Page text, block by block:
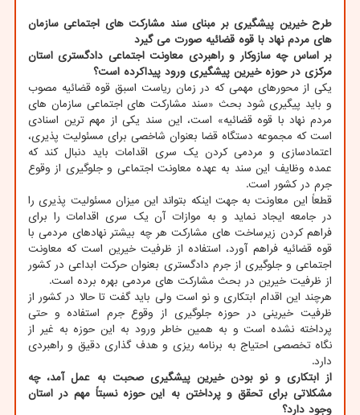
طرح خیرین پیشگیری بر مبنای سند مشارکت های اجتماعی سازمان
های مردم نهاد با قوه قضائیه صورت می گیرد
بر اساس چه سازوکار و راهبردی معاونت اجتماعی دادگستری استان
مرکزی در حوزه خیرین پیشگیری ورود پیداکرده است؟
یکی از محورهای مهمی که در زمان ریاست اسبق قوه قضائیه مصوب
و باید پیگیری شود بحث «سند مشارکت های اجتماعی سازمان های
مردم نهاد با قوه قضائیه» است، این سند یکی از مهم ترین اسنادی
است که مجموعه دستگاه قضا بعنوان شاخصی برای مسئولیت پذیری،
اعتمادسازی و مردمی کردن یک سری اقدامات باید دنبال کند که
عمده وظایف این سند به عهده معاونت اجتماعی و جلوگیری از وقوع
جرم در کشور است.
قطعاً این معاونت به جهت اینکه بتواند این میزان مسئولیت پذیری را
در جامعه ایجاد نماید و به موازات آن یک سری اقدامات را برای
فراهم کردن زیرساخت های مشارکت هر چه بیشتر نهادهای مردمی با
قوه قضائیه فراهم آورد، استفاده از ظرفیت خیرین است که معاونت
اجتماعی و جلوگیری از جرم دادگستری بعنوان حرکت ابداعی در کشور
از ظرفیت خیرین در بحث مشارکت های مردمی بهره برده است.
هرچند این اقدام ابتکاری و نو است ولی باید گفت تا حالا در کشور از
ظرفیت خیرینی در حوزه جلوگیری از وقوع جرم استفاده و حتی
پرداخته نشده است و به همین خاطر ورود به این حوزه به غیر از
نگاه تخصصی احتیاج به برنامه ریزی و هدف گذاری دقیق و راهبردی
دارد.
از ابتکاری و نو بودن خیرین پیشگیری صحبت به عمل آمد، چه
مشکلاتی برای تحقق و پرداختن به این حوزه نسبتاً مهم در استان
وجود دارد؟